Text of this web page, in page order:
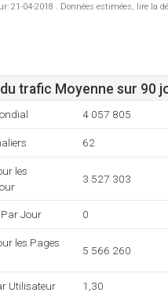
21-04-2018 . Données estimées, lire la
trafic Moyenne sur 90
4 057 805
62
les
3 527 303
Par Jour 0
les Pages
5 566 260
Utilisateur 1,30